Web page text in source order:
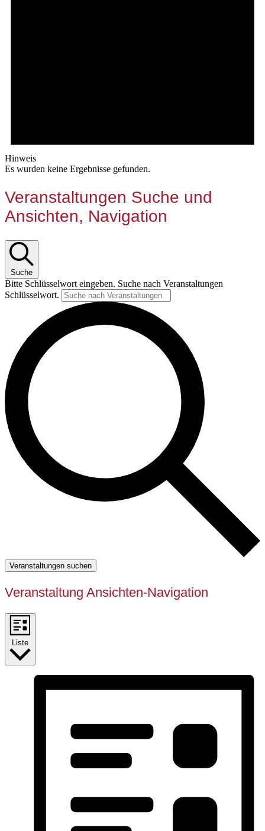
Hinweis
Es wurden keine Ergebnisse gefunden.
Veranstaltungen Suche und
Ansichten, Navigation
Suche
Bitte Schlüsselwort eingeben. Suche nach Veranstaltungen
Schlüsselwort.
Veranstaltungen suchen
Veranstaltung Ansichten-Navigation
Liste